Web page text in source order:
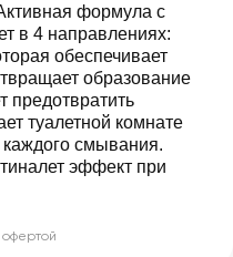
формула с
в 4 направлениях:
обеспечивает
туалетной комнате
смывания.
эффект при